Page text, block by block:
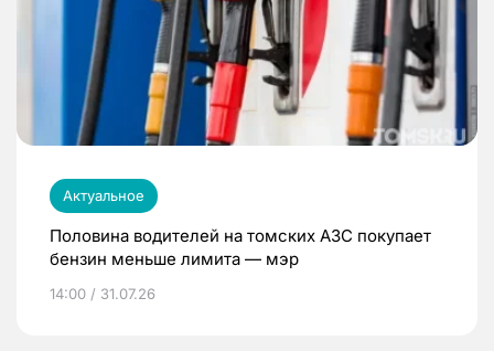
Актуальное
Половина водителей на томских АЗС покупает
бензин меньше лимита — мэр
14:00 / 31.07.26